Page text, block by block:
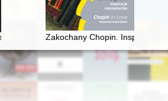
w leczeniu Fryderyka Chopina
Zakochany Chopin. Inspiracje